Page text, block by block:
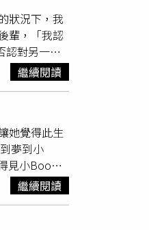
游學修、
審的眼緣 ，
覺得好看
他缺少的東
近跟我經紀
常，讓他覺
林士傑攝）
半夜睡不著
款的項
珍珠項
龔言脩來說
鍊，但其
人覺得其他
。（圖／林
穿，所以我
甚至已經
狀況下，我
輩，「我認
認對另一半
果他有錢，
。」在場來
不接，接
咖，你會
忙解釋：
我不知道
心亞的化妝
的時候，我
留給會包大
時候有沒
繼續閱讀
她覺得此生
夢到小
見小Boo曾
向她道別，
去，但說起
繼續閱讀